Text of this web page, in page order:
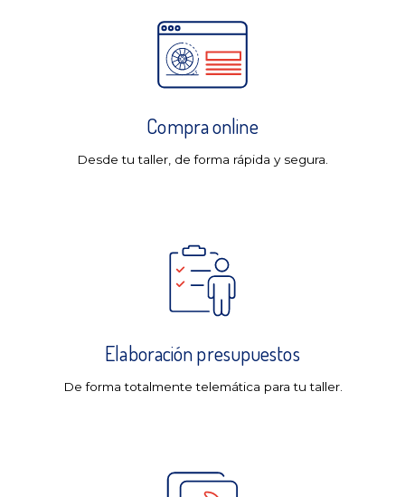
Compra online
Desde tu taller, de forma rápida y segura.
Elaboración presupuestos
De forma totalmente telemática para tu taller.